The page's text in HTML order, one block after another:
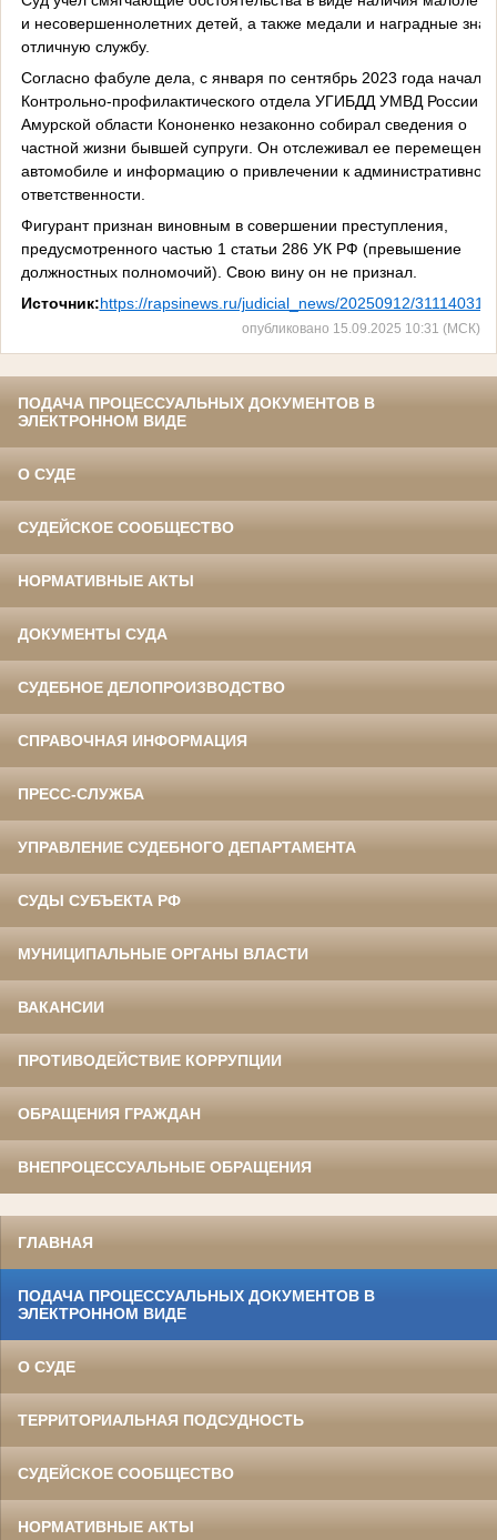
и несовершеннолетних детей, а также медали и наградные
отличную службу.
Согласно фабуле дела, с января по сентябрь 2023 года
Контрольно-профилактического отдела УГИБДД УМВД России
Амурской области Кононенко незаконно собирал сведения о
частной жизни бывшей супруги. Он отслеживал ее
автомобиле и информацию о привлечении к административной
ответственности.
Фигурант признан виновным в совершении преступления,
предусмотренного частью 1 статьи 286 УК РФ (превышение
должностных полномочий). Свою вину он не признал.
Источник:https://rapsinews.ru/judicial_news/20250912/
опубликовано 15.09.2025 10:31 (МСК)
ПОДАЧА ПРОЦЕССУАЛЬНЫХ ДОКУМЕНТОВ В
ЭЛЕКТРОННОМ ВИДЕ
О СУДЕ
СУДЕЙСКОЕ СООБЩЕСТВО
НОРМАТИВНЫЕ АКТЫ
ДОКУМЕНТЫ СУДА
СУДЕБНОЕ ДЕЛОПРОИЗВОДСТВО
СПРАВОЧНАЯ ИНФОРМАЦИЯ
ПРЕСС-СЛУЖБА
УПРАВЛЕНИЕ СУДЕБНОГО ДЕПАРТАМЕНТА
СУДЫ СУБЪЕКТА РФ
МУНИЦИПАЛЬНЫЕ ОРГАНЫ ВЛАСТИ
ВАКАНСИИ
ПРОТИВОДЕЙСТВИЕ КОРРУПЦИИ
ОБРАЩЕНИЯ ГРАЖДАН
ВНЕПРОЦЕССУАЛЬНЫЕ ОБРАЩЕНИЯ
ГЛАВНАЯ
ПОДАЧА ПРОЦЕССУАЛЬНЫХ ДОКУМЕНТОВ В
ЭЛЕКТРОННОМ ВИДЕ
О СУДЕ
ТЕРРИТОРИАЛЬНАЯ ПОДСУДНОСТЬ
СУДЕЙСКОЕ СООБЩЕСТВО
НОРМАТИВНЫЕ АКТЫ